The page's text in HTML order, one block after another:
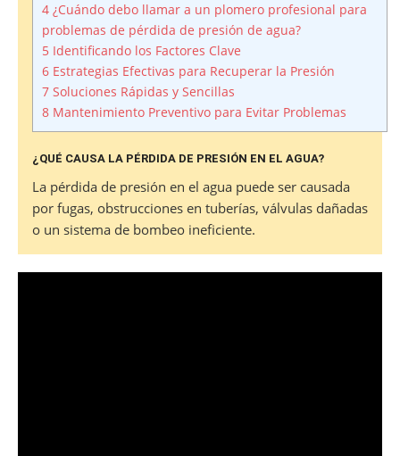
4 ¿Cuándo debo llamar a un plomero profesional para
problemas de pérdida de presión de agua?
5 Identificando los Factores Clave
6 Estrategias Efectivas para Recuperar la Presión
7 Soluciones Rápidas y Sencillas
8 Mantenimiento Preventivo para Evitar Problemas
¿QUÉ CAUSA LA PÉRDIDA DE PRESIÓN EN EL AGUA?
La pérdida de presión en el agua puede ser causada
por fugas, obstrucciones en tuberías, válvulas dañadas
o un sistema de bombeo ineficiente.